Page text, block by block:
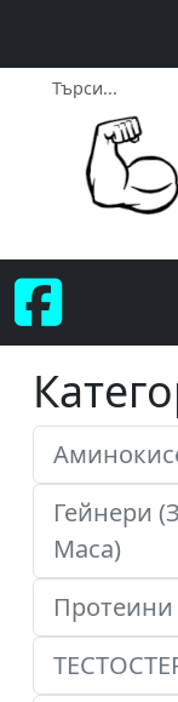
Гейнери
Маса)
Протеини